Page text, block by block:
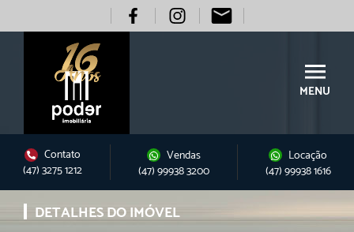
MENU
Contato
(47) 3275 1212
Vendas
(47) 99938 3200
Locação
(47) 99938 1616
DETALHES DO IMÓVEL